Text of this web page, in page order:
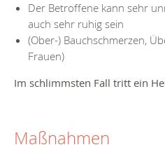
Der Betroffene kann sehr
auch sehr ruhig sein
(Ober-) Bauchschmerzen,
Frauen)
Im schlimmsten Fall tritt ein
Maßnahmen